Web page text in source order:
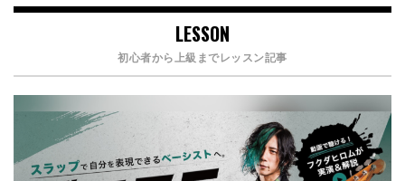
LESSON
初心者から上級までレッスン記事